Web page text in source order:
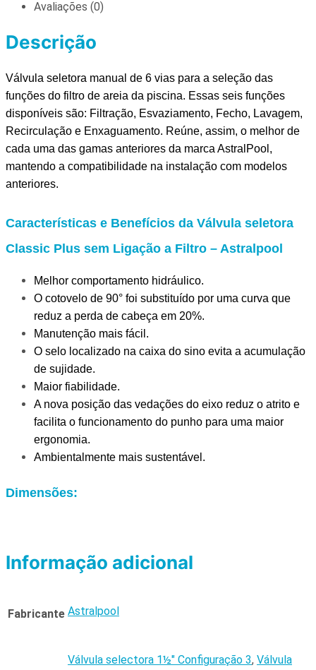
Avaliações (0)
Descrição
Válvula seletora manual de 6 vias para a seleção das
funções do filtro de areia da piscina. Essas seis funções
disponíveis são: Filtração, Esvaziamento, Fecho, Lavagem,
Recirculação e Enxaguamento. Reúne, assim, o melhor de
cada uma das gamas anteriores da marca AstralPool,
mantendo a compatibilidade na instalação com modelos
anteriores.
Características e Benefícios da Válvula seletora
Classic Plus sem Ligação a Filtro – Astralpool
Melhor comportamento hidráulico.
O cotovelo de 90° foi substituído por uma curva que
reduz a perda de cabeça em 20%.
Manutenção mais fácil.
O selo localizado na caixa do sino evita a acumulação
de sujidade.
Maior fiabilidade.
A nova posição das vedações do eixo reduz o atrito e
facilita o funcionamento do punho para uma maior
ergonomia.
Ambientalmente mais sustentável.
Dimensões:
Informação adicional
Fabricante Astralpool
Válvula selectora 1½" Configuração 3, Válvula